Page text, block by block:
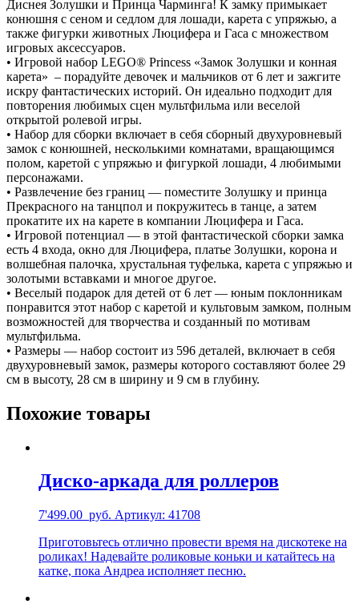
Диснея Золушки и Принца Чарминга! К замку примыкает
конюшня с сеном и седлом для лошади, карета с упряжью, а
также фигурки животных Люцифера и Гаса с множеством
игровых аксессуаров.
• Игровой набор LEGO® Princess «Замок Золушки и конная
карета» – порадуйте девочек и мальчиков от 6 лет и зажгите
искру фантастических историй. Он идеально подходит для
повторения любимых сцен мультфильма или веселой
открытой ролевой игры.
• Набор для сборки включает в себя сборный двухуровневый
замок с конюшней, несколькими комнатами, вращающимся
полом, каретой с упряжью и фигуркой лошади, 4 любимыми
персонажами.
• Развлечение без границ — поместите Золушку и принца
Прекрасного на танцпол и покружитесь в танце, а затем
прокатите их на карете в компании Люцифера и Гаса.
• Игровой потенциал — в этой фантастической сборки замка
есть 4 входа, окно для Люцифера, платье Золушки, корона и
волшебная палочка, хрустальная туфелька, карета с упряжью и
золотыми вставками и многое другое.
• Веселый подарок для детей от 6 лет — юным поклонникам
понравится этот набор с каретой и культовым замком, полным
возможностей для творчества и созданный по мотивам
мультфильма.
• Размеры — набор состоит из 596 деталей, включает в себя
двухуровневый замок, размеры которого составляют более 29
см в высоту, 28 см в ширину и 9 см в глубину.
Похожие товары
Диско-аркада для роллеров
7'499.00 руб. Артикул: 41708
Приготовьтесь отлично провести время на дискотеке на
роликах! Надевайте роликовые коньки и катайтесь на
катке, пока Андреа исполняет песню.